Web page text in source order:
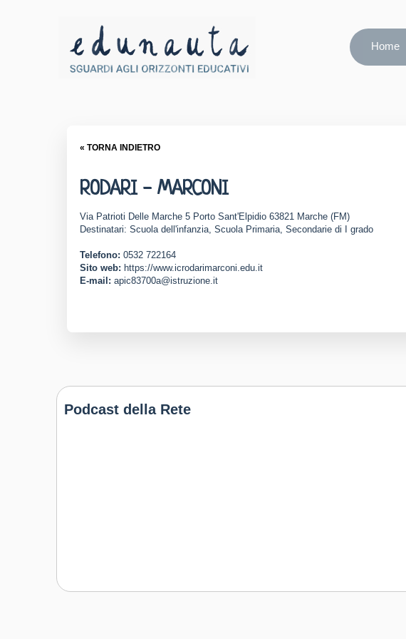
Home
« TORNA INDIETRO
RODARI - MARCONI
Via Patrioti Delle Marche 5 Porto Sant'Elpidio 63821 Marche (FM)
Destinatari: Scuola dell'infanzia, Scuola Primaria, Secondarie di I grado
Telefono: 0532 722164
Sito web: https://www.icrodarimarconi.edu.it
E-mail: apic83700a@istruzione.it
Podcast della Rete